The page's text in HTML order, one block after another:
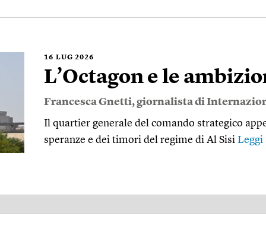
16 LUG 2026
L’Octagon e le
Francesca Gnetti, giornalista di
Il quartier generale del comando strategico
speranze e dei timori del regime di Al Sisi Leggi